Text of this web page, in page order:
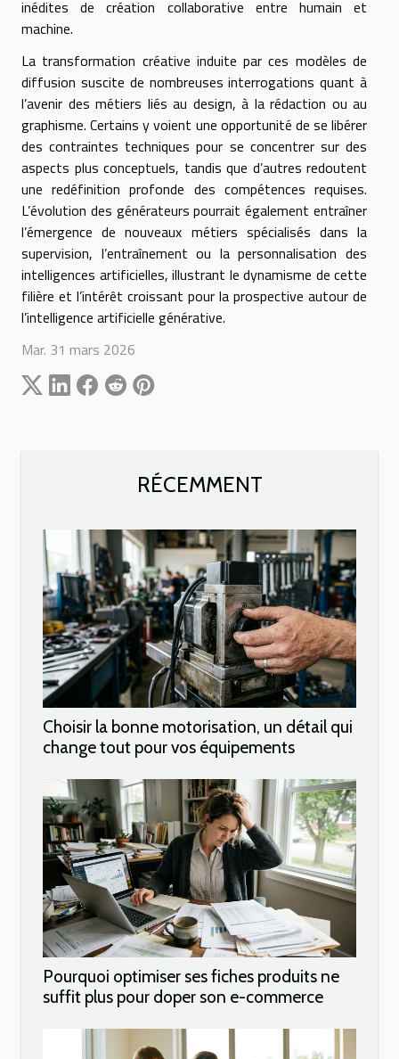
inédites de création collaborative entre humain et
machine.
La transformation créative induite par ces modèles de
diffusion suscite de nombreuses interrogations quant à
l’avenir des métiers liés au design, à la rédaction ou au
graphisme. Certains y voient une opportunité de se libérer
des contraintes techniques pour se concentrer sur des
aspects plus conceptuels, tandis que d’autres redoutent
une redéfinition profonde des compétences requises.
L’évolution des générateurs pourrait également entraîner
l’émergence de nouveaux métiers spécialisés dans la
supervision, l’entraînement ou la personnalisation des
intelligences artificielles, illustrant le dynamisme de cette
filière et l’intérêt croissant pour la prospective autour de
l’intelligence artificielle générative.
Mar. 31 mars 2026
RÉCEMMENT
Choisir la bonne motorisation, un détail qui
change tout pour vos équipements
Pourquoi optimiser ses fiches produits ne
suffit plus pour doper son e-commerce